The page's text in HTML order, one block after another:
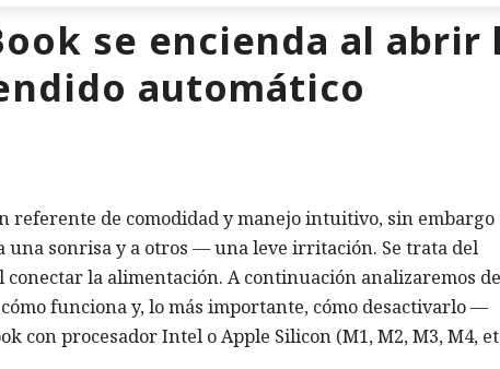
se encienda al abrir
automático
referente de comodidad y manejo intuitivo, sin
una sonrisa y a otros — una leve irritación. Se trata del
la alimentación. A continuación analizaremos de
funciona y, lo más importante, cómo desactivarlo —
con procesador Intel o Apple Silicon (M1, M2, M3, M4,